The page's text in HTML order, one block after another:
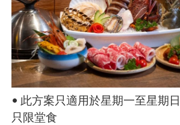
• 此方案只適用於星期一至星期
只限堂食